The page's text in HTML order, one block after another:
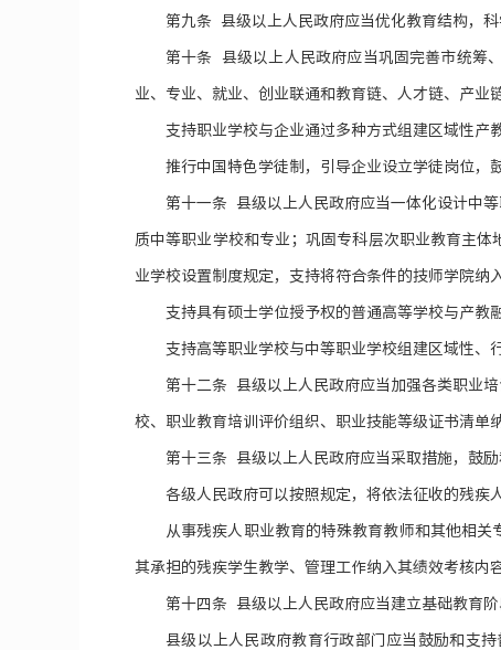
第九条 县级以上人民政府应当优化教育结构，
第十条 县级以上人民政府应当巩固完善市统筹
业、专业、就业、创业联通和教育链、人才链、产业
支持职业学校与企业通过多种方式组建区域性产
推行中国特色学徒制，引导企业设立学徒岗位，
第十一条 县级以上人民政府应当一体化设计中
质中等职业学校和专业；巩固专科层次职业教育主
业学校设置制度规定，支持将符合条件的技师学院纳
支持具有硕士学位授予权的普通高等学校与产教
支持高等职业学校与中等职业学校组建区域性、
第十二条 县级以上人民政府应当加强各类职业
校、职业教育培训评价组织、职业技能等级证书清单
第十三条 县级以上人民政府应当采取措施，鼓
各级人民政府可以按照规定，将依法征收的残疾
从事残疾人职业教育的特殊教育教师和其他相
其承担的残疾学生教学、管理工作纳入其绩效考核内
第十四条 县级以上人民政府应当建立基础教育
县级以上人民政府教育行政部门应当鼓励和支